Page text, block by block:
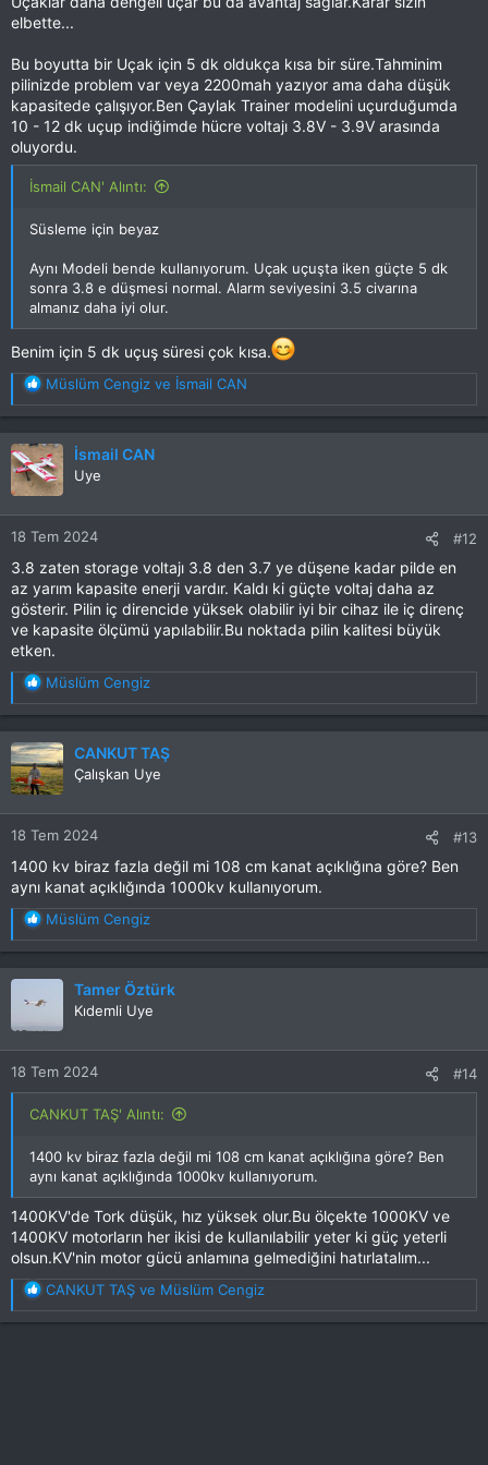
elbette...
Bu boyutta bir Uçak için 5 dk oldukça kısa bir süre.Tahminim
pilinizde problem var veya 2200mah yazıyor ama daha düşük
kapasitede çalışıyor.Ben Çaylak Trainer modelini uçurduğumda
10 - 12 dk uçup indiğimde hücre voltajı 3.8V - 3.9V arasında
oluyordu.
İsmail CAN' Alıntı:
Süsleme için beyaz
Aynı Modeli bende kullanıyorum. Uçak uçuşta iken güçte 5 dk
sonra 3.8 e düşmesi normal. Alarm seviyesini 3.5 civarına
almanız daha iyi olur.
Benim için 5 dk uçuş süresi çok kısa.
T
e
p
k
i
l
e
r
:
Müslüm Cengiz ve İsmail CAN
İsmail CAN
Uye
18 Tem 2024 #12
3.8 zaten storage voltajı 3.8 den 3.7 ye düşene kadar pilde en
az yarım kapasite enerji vardır. Kaldı ki güçte voltaj daha az
gösterir. Pilin iç direncide yüksek olabilir iyi bir cihaz ile iç direnç
ve kapasite ölçümü yapılabilir.Bu noktada pilin kalitesi büyük
etken.
T
e
p
k
i
l
e
r
:
Müslüm Cengiz
CANKUT TAŞ
Çalışkan Uye
18 Tem 2024 #13
1400 kv biraz fazla değil mi 108 cm kanat açıklığına göre? Ben
aynı kanat açıklığında 1000kv kullanıyorum.
T
e
p
k
e
r
:
Müslüm Cengiz
Tamer Öztürk
Kıdemli Uye
18 Tem 2024 #14
CANKUT TAŞ' Alıntı:
1400 kv biraz fazla değil mi 108 cm kanat açıklığına göre? Ben
aynı kanat açıklığında 1000kv kullanıyorum.
1400KV'de Tork düşük, hız yüksek olur.Bu ölçekte 1000KV ve
1400KV motorların her ikisi de kullanılabilir yeter ki güç yeterli
olsun.KV'nin motor gücü anlamına gelmediğini hatırlatalım...
T
e
p
CANKUT TAŞ ve Müslüm Cengiz